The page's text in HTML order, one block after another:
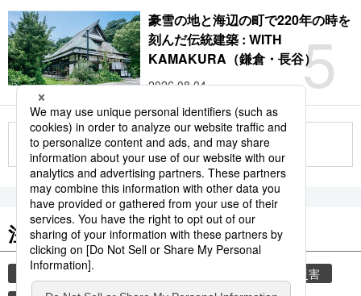
5
豪雪の地と海辺の町で220年の時を
刻んだ伝統建築 : WITH
KAMAKURA（鎌倉・長谷）
2026.08.04
もっと見る
注目のキーワード
共同通信ニュース
災害